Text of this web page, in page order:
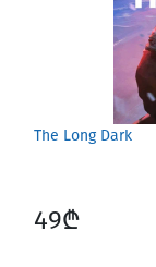
The Long Dark
49₾